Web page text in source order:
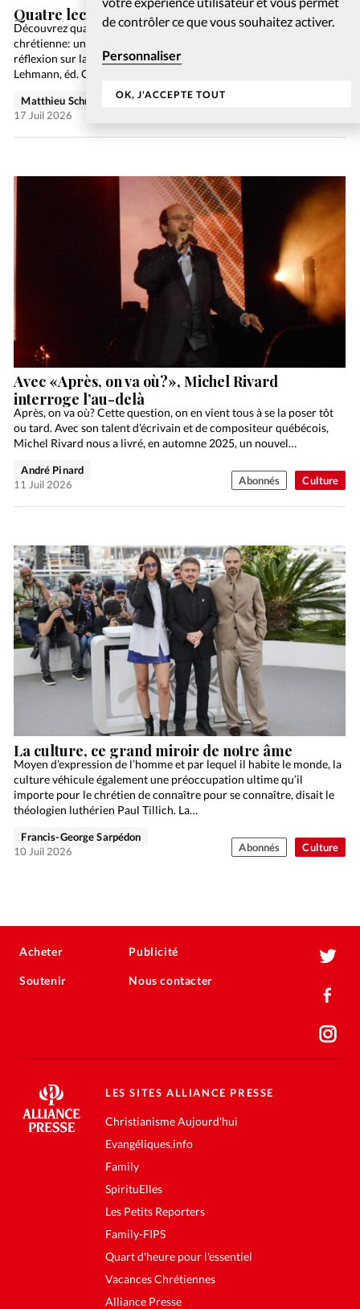
de contrôler ce que vous souhaitez activer.
Personnaliser
OK, J'ACCEPTE TOUT
Quatre lectures à découvrir lors de l’été 2026
Découvrez quatre ouvrages pour les amateurs de littérature
chrétienne: un recueil de poèmes, un guide sur les fake news, une
réflexion sur la croissance et un témoignage. Vivre debout, Lydia
Lehmann, éd. Ouverture Le monde…
Matthieu Schmidt
17 Juil 2026
Culture
Avec «Après, on va où?», Michel Rivard
interroge l’au-delà
Après, on va où? Cette question, on en vient tous à se la poser tôt
ou tard. Avec son talent d’écrivain et de compositeur québécois,
Michel Rivard nous a livré, en automne 2025, un nouvel…
André Pinard
11 Juil 2026
Abonnés
Culture
La culture, ce grand miroir de notre âme
Moyen d’expression de l’homme et par lequel il habite le monde, la
culture véhicule également une préoccupation ultime qu’il
importe pour le chrétien de connaître pour se connaître, disait le
théologien luthérien Paul Tillich. La…
Francis-George Sarpédon
10 Juil 2026
Abonnés
Acheter
Soutenir
Publicité
Nous contacter
LES SITES ALLIANCE PRESSE
Christianisme Aujourd'hui
Evangéliques.info
Family
SpirituElles
Les Petits Reporters
Family-FIPS
Quart d'heure pour l'essentiel
Vacances Chrétiennes
Alliance Presse